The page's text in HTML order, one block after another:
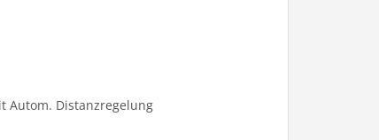
Autom. Distanzregelung